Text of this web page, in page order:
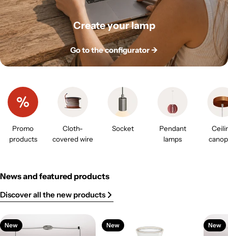
Create your lamp
Go to the configurator ->
Promo
products
Cloth-
covered wire
Socket
Pendant
lamps
News and featured products
Discover all the new products
New New New